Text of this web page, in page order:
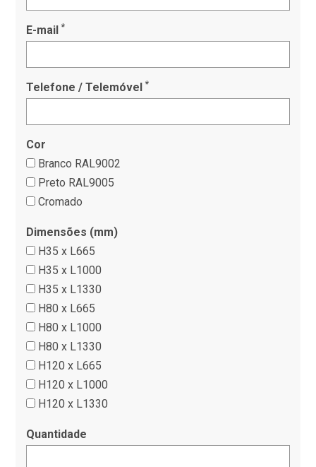
E-mail*
Telefone / Telemóvel*
Cor
Branco RAL9002
Preto RAL9005
Cromado
Dimensões (mm)
H35 x L665
H35 x L1000
H35 x L1330
H80 x L665
H80 x L1000
H80 x L1330
H120 x L665
H120 x L1000
H120 x L1330
Quantidade